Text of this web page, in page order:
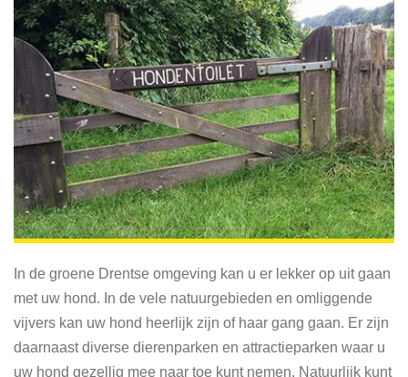
In de groene Drentse omgeving kan u er lekker op uit gaan
met uw hond. In de vele natuurgebieden en omliggende
vijvers kan uw hond heerlijk zijn of haar gang gaan. Er zijn
daarnaast diverse dierenparken en attractieparken waar u
uw hond gezellig mee naar toe kunt nemen. Natuurlijk kunt